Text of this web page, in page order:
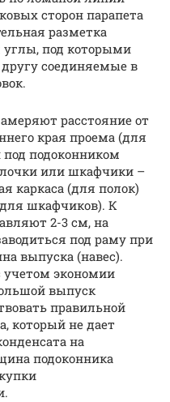
сторон парапета
разметка
под которыми
другу соединяемые в
расстояние от
края проема (для
подоконником
или шкафчики –
каркаса (для полок)
шкафчиков). К
2-3 см, на
под раму при
выпуска (навес).
учетом экономии
выпуск
правильной
который не дает
на
подоконника